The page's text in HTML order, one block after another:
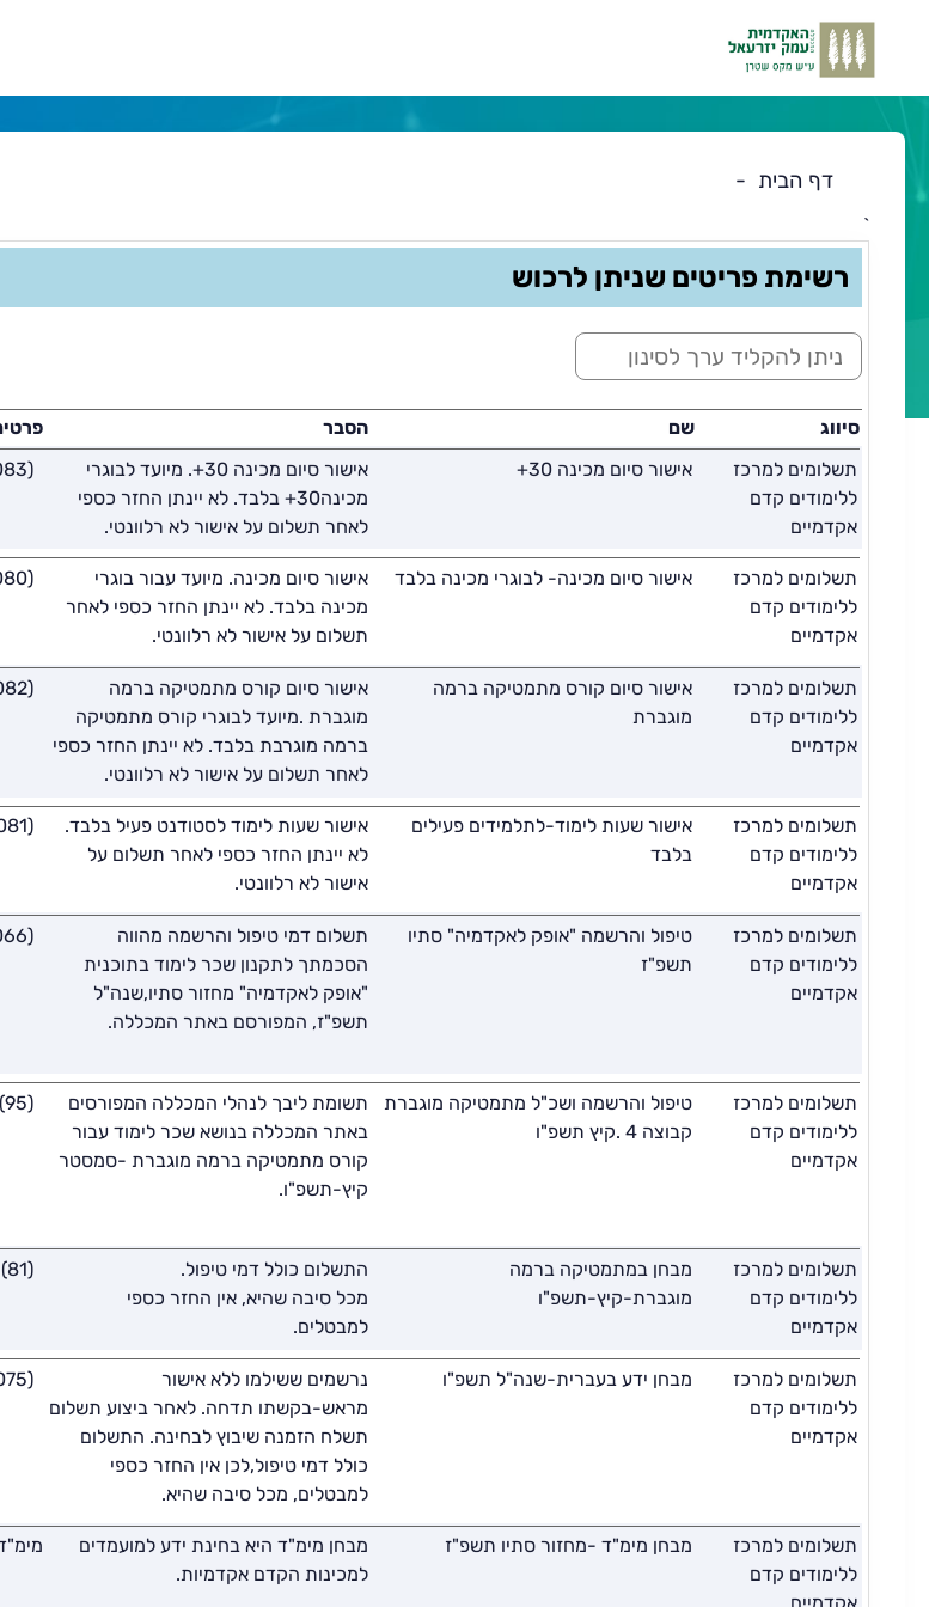
דף הבית
`
תוכן
ראשי
רשימת פריטים שניתן לרכוש
ס
נ
ו
ן
סיווג שם הסבר
תשלומים למרכז
ללימודים קדם
אקדמיים
אישור סיום מכינה 30+
אישור סיום מכינה 30+. מיועד לבוגרי
מכינה30+ בלבד. לא יינתן החזר כספי
לאחר תשלום על אישור לא רלוונטי.
(3083)
תשלומים למרכז
ללימודים קדם
אקדמיים
אישור סיום מכינה- לבוגרי מכינה בלבד
אישור סיום מכינה. מיועד עבור בוגרי
מכינה בלבד. לא יינתן החזר כספי לאחר
תשלום על אישור לא רלוונטי.
(3080)
תשלומים למרכז
ללימודים קדם
אקדמיים
אישור סיום קורס מתמטיקה ברמה
מוגברת
אישור סיום קורס מתמטיקה ברמה
מוגברת .מיועד לבוגרי קורס מתמטיקה
ברמה מוגרבת בלבד. לא יינתן החזר כספי
לאחר תשלום על אישור לא רלוונטי.
(3082)
תשלומים למרכז
ללימודים קדם
אקדמיים
אישור שעות לימוד-לתלמידים פעילים
בלבד
אישור שעות לימוד לסטודנט פעיל בלבד.
לא יינתן החזר כספי לאחר תשלום על
אישור לא רלוונטי.
(3081)
תשלומים למרכז
ללימודים קדם
אקדמיים
טיפול והרשמה "אופק לאקדמיה" סתיו
תשפ"ז
תשלום דמי טיפול והרשמה מהווה
הסכמתך לתקנון שכר לימוד בתוכנית
"אופק לאקדמיה" מחזור סתיו,שנה"ל
תשפ"ז, המפורסם באתר המכללה.
(3066)
תשלומים למרכז
ללימודים קדם
אקדמיים
טיפול והרשמה ושכ"ל מתמטיקה מוגברת
קבוצה 4 .קיץ תשפ"ו
תשומת ליבך לנהלי המכללה המפורסים
באתר המכללה בנושא שכר לימוד עבור
קורס מתמטיקה ברמה מוגברת -סמסטר
קיץ-תשפ"ו.
(95)
תשלומים למרכז
ללימודים קדם
אקדמיים
מבחן במתמטיקה ברמה
מוגברת-קיץ-תשפ"ו
התשלום כולל דמי טיפול.
מכל סיבה שהיא, אין החזר כספי
למבטלים.
(81)
תשלומים למרכז
ללימודים קדם
אקדמיים
מבחן ידע בעברית-שנה"ל תשפ"ו
נרשמים ששילמו ללא אישור
מראש-בקשתו תדחה. לאחר ביצוע תשלום
תשלח הזמנה שיבוץ לבחינה. התשלום
כולל דמי טיפול,לכן אין החזר כספי
למבטלים, מכל סיבה שהיא.
(3075)
תשלומים למרכז
ללימודים קדם
מבחן מימ"ד -מחזור סתיו תשפ"ז
מבחן מימ"ד היא בחינת ידע למועמדים
למכינות הקדם אקדמיות.
מימ"ד